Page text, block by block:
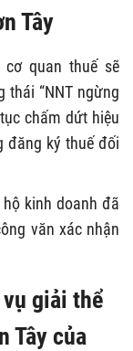
Tây
quan thuế sẽ
thái “NNT ngừng
chấm dứt hiệu
đăng ký thuế đối
kinh doanh đã
văn xác nhận
giải thể
Tây của